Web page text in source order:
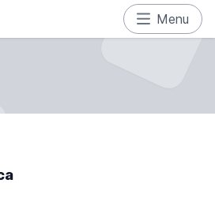
Menu